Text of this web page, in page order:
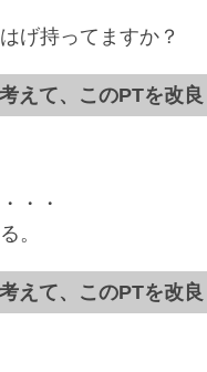
げ持ってますか？
えて、このPTを改
・・
。
えて、このPTを改